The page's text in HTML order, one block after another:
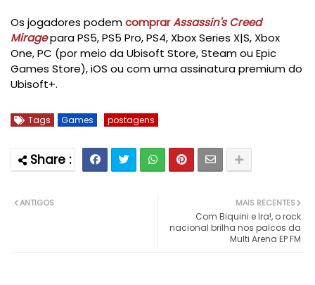
Os jogadores podemcomprarAssassin's Creed
Miragepara PS5, PS5 Pro, PS4, Xbox Series X|S, Xbox
One, PC (por meio da Ubisoft Store, Steam ou Epic
Games Store), iOS ou com uma assinatura premium do
Ubisoft+.
Tags Games postagens
MAIS RECENTES
Com Biquini e Ira!, o rock
nacional brilha nos palcos da
Multi Arena EP FM
ANTIGOS